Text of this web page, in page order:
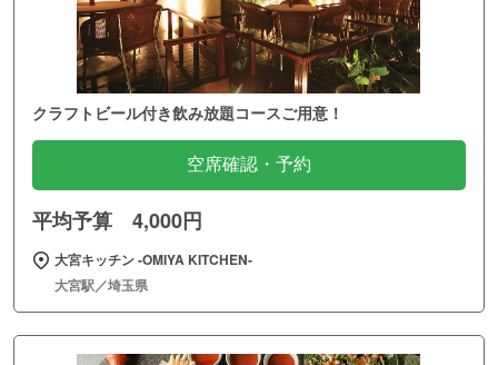
クラフトビール付き飲み放題コースご用意！
空席確認・予約
平均予算 4,000円
大宮キッチン ‐OMIYA KITCHEN‐
大宮駅／埼玉県